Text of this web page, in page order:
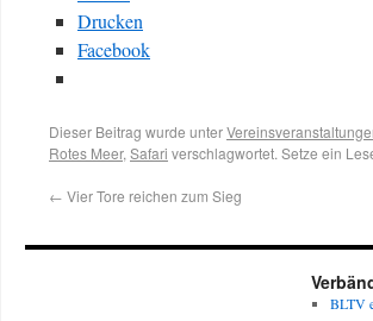
Drucken
Facebook
Dieser Beitrag wurde unter
Rotes Meer, Safari verschlagwortet. Setze ein
← Vier Tore reichen zum Sieg
BLTV